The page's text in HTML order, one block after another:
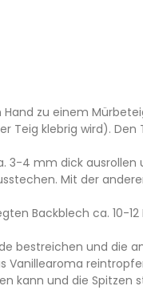
zu einem
Teig klebrig wird). Den
3-4 mm dick
Mit der
Backblech ca. 10-
bestreichen und die
Vanillearoma
kann und die Spitzen